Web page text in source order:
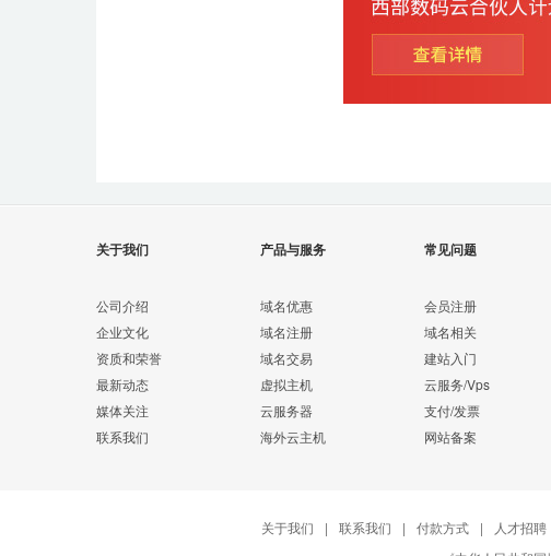
关于我们
公司介绍
企业文化
资质和荣誉
最新动态
媒体关注
联系我们
产品与服务
域名优惠
域名注册
域名交易
虚拟主机
云服务器
海外云主机
常见问题
会员注册
域名相关
建站入门
云服务/Vps
支付/发票
网站备案
关于我们 | 联系我们 | 付款方式 | 人才招聘